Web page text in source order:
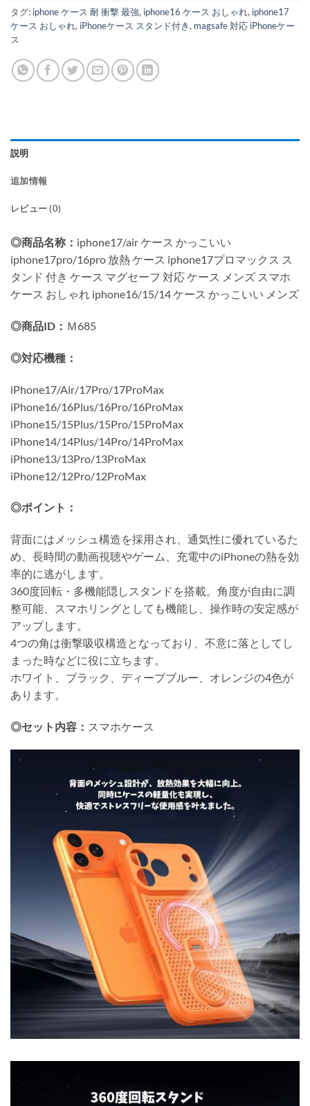
タグ: iphone ケース 耐 衝撃 最強, iphone16 ケース おしゃれ, iphone17
ケース おしゃれ, iPhoneケース スタンド付き, magsafe 対応 iPhoneケー
ス
説明
追加情報
レビュー (0)
◎商品名称： iphone17/air ケース かっこいい
iphone17pro/16pro 放熱 ケース iphone17プロマックス ス
タンド 付き ケース マグセーフ 対応 ケース メンズ スマホ
ケース おしゃれ iphone16/15/14 ケース かっこいい メンズ
◎商品ID： Ｍ685
◎対応機種：
iPhone17/Air/17Pro/17ProMax
iPhone16/16Plus/16Pro/16ProMax
iPhone15/15Plus/15Pro/15ProMax
iPhone14/14Plus/14Pro/14ProMax
iPhone13/13Pro/13ProMax
iPhone12/12Pro/12ProMax
◎ポイント：
背面にはメッシュ構造を採用され、通気性に優れているた
め、長時間の動画視聴やゲーム、充電中のiPhoneの熱を効
率的に逃がします。
360度回転・多機能隠しスタンドを搭載。角度が自由に調
整可能、スマホリングとしても機能し、操作時の安定感が
アップします。
4つの角は衝撃吸収構造となっており、不意に落としてし
まった時などに役に立ちます。
ホワイト、ブラック、ディープブルー、オレンジの4色が
あります。
◎セット内容： スマホケース